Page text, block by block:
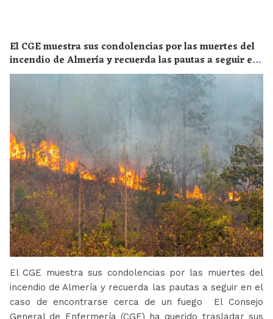
El CGE muestra sus condolencias por las muertes del
incendio de Almería y recuerda las pautas a seguir en
el caso de encontrarse cerca de un fuego
El CGE muestra sus condolencias por las muertes del
incendio de Almería y recuerda las pautas a seguir en el
caso de encontrarse cerca de un fuego El Consejo
General de Enfermería (CGE) ha querido trasladar sus